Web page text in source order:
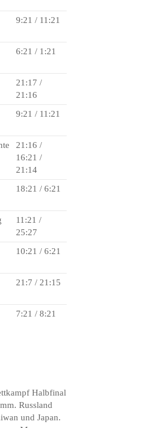
9:21 / 11:21
6:21 / 1:21
21:17 /
21:16
9:21 / 11:21
21:16 /
16:21 /
21:14
18:21 / 6:21
11:21 /
25:27
10:21 / 6:21
21:7 / 21:15
7:21 / 8:21
Halbfinal
Russland
und Japan.